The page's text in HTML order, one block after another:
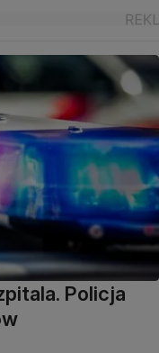
Policja